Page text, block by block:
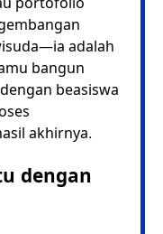
adalah
bangun
beasiswa
akhirnya.
dengan